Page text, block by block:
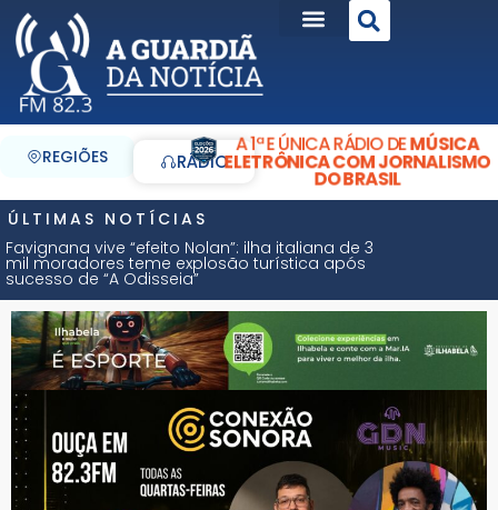
REGIÕES RÁDIO
A 1ª E ÚNICA RÁDIO DEMÚSICA
ELETRÔNICA COM JORNALISMO
DO BRASIL
ÚLTIMAS NOTÍCIAS
Favignana vive “efeito Nolan”: ilha italiana de 3
mil moradores teme explosão turística após
sucesso de “A Odisseia”